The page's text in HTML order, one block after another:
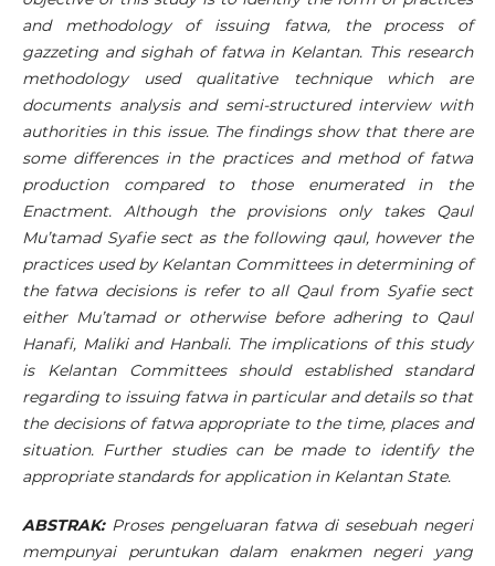
and methodology of issuing fatwa, the process of
gazzeting and sighah of fatwa in Kelantan. This research
methodology used qualitative technique which are
documents analysis and semi-structured interview with
authorities in this issue. The findings show that there are
some differences in the practices and method of fatwa
production compared to those enumerated in the
Enactment. Although the provisions only takes Qaul
Mu’tamad Syafie sect as the following qaul, however the
practices used by Kelantan Committees in determining of
the fatwa decisions is refer to all Qaul from Syafie sect
either Mu’tamad or otherwise before adhering to Qaul
Hanafi, Maliki and Hanbali. The implications of this study
is Kelantan Committees should established standard
regarding to issuing fatwa in particular and details so that
the decisions of fatwa appropriate to the time, places and
situation. Further studies can be made to identify the
appropriate standards for application in Kelantan State.
ABSTRAK:Proses pengeluaran fatwa di sesebuah negeri
mempunyai peruntukan dalam enakmen negeri yang